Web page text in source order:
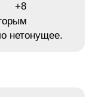
+8
нетонущее.